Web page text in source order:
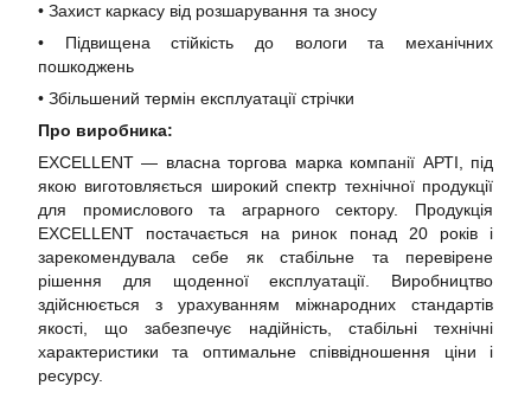
• Захист каркасу від розшарування та зносу
• Підвищена стійкість до вологи та механічних
пошкоджень
• Збільшений термін експлуатації стрічки
Про виробника:
EXCELLENT — власна торгова марка компанії АРТІ, під
якою виготовляється широкий спектр технічної продукції
для промислового та аграрного сектору. Продукція
EXCELLENT постачається на ринок понад 20 років і
зарекомендувала себе як стабільне та перевірене
рішення для щоденної експлуатації. Виробництво
здійснюється з урахуванням міжнародних стандартів
якості, що забезпечує надійність, стабільні технічні
характеристики та оптимальне співвідношення ціни і
ресурсу.